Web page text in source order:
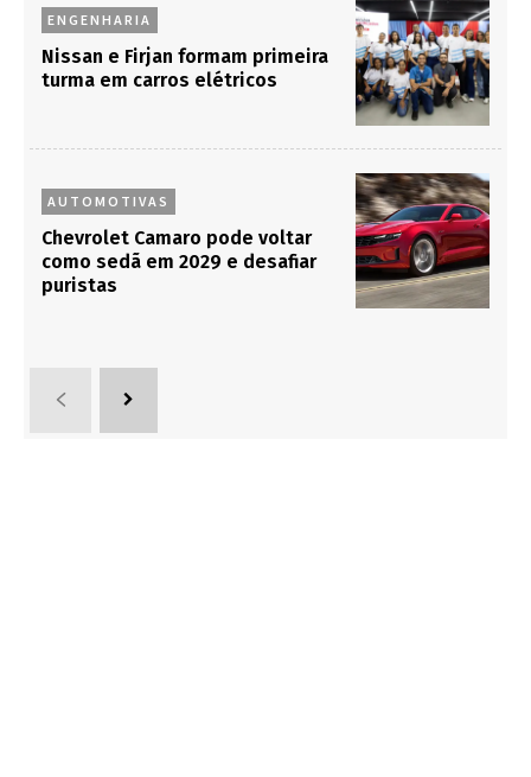
ENGENHARIA
Nissan e Firjan formam primeira
turma em carros elétricos
AUTOMOTIVAS
Chevrolet Camaro pode voltar
como sedã em 2029 e desafiar
puristas